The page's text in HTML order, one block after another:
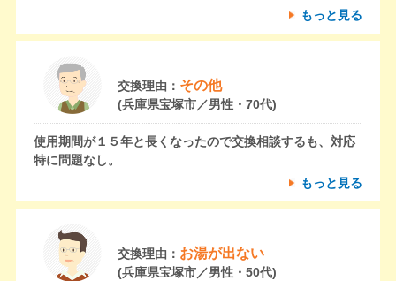
もっと見る
交換理由： その他
(兵庫県宝塚市／男性・70代)
使用期間が１５年と長くなったので交換相談するも、対応
特に問題なし。
もっと見る
交換理由： お湯が出ない
(兵庫県宝塚市／男性・50代)